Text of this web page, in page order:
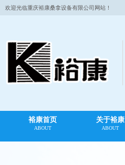
欢迎光临重庆裕康桑拿设备有限公司网站！
裕康首页
ABOUT
关于裕康
ABOUT